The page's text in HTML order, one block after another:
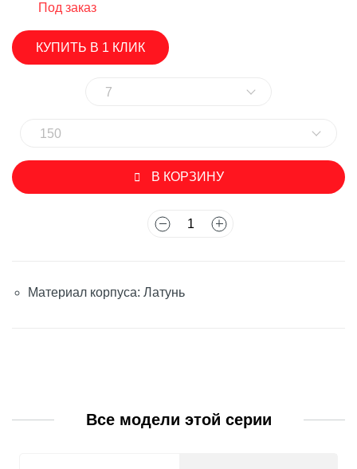
Под заказ
КУПИТЬ В 1 КЛИК
7
150
В КОРЗИНУ
Материал корпуса: Латунь
Все модели этой серии